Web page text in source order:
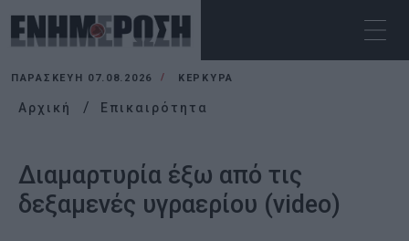
ΠΑΡΑΣΚΕΥΉ 07.08.2026 ΚΕΡΚΥΡΑ
Αρχική Επικαιρότητα
Διαμαρτυρία έξω από τις
δεξαμενές υγραερίου (video)